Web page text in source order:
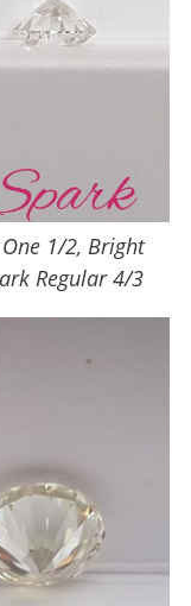
1/2, Bright
Regular 4/3